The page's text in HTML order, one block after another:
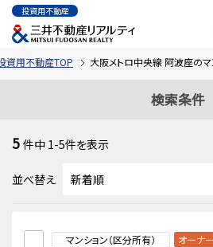
投資用不動産
資用不動産TOP 大阪メトロ中央線 阿波座のマ
検索条件
5 件中 1-5件を表示
並べ替え
マンション（区分所有） オーナ